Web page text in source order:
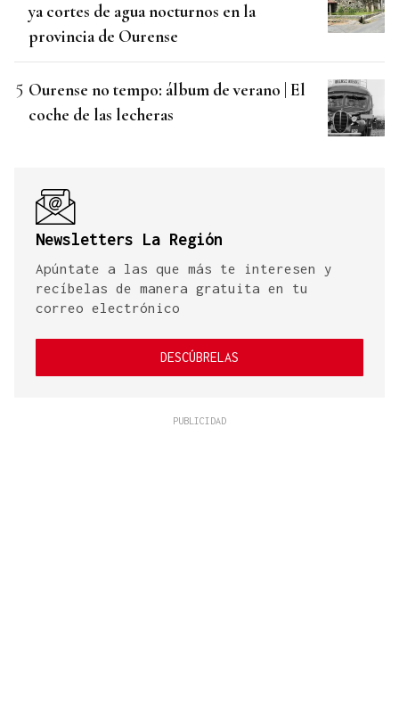
ya cortes de agua nocturnos en la
provincia de Ourense
Ourense no tempo: álbum de verano | El
coche de las lecheras
Newsletters La Región
Apúntate a las que más te interesen y
recíbelas de manera gratuita en tu
correo electrónico
DESCÚBRELAS